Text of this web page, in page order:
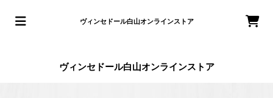
ヴィンセドール白山オンラインストア
ヴィンセドール白山オンラインストア